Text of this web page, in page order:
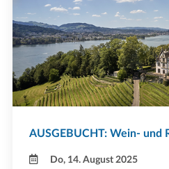
AUSGEBUCHT: Wein- und
Do, 14. August 2025